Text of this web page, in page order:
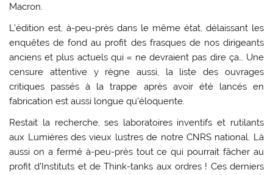
Macron.
L’édition est, à-peu-près dans le même état, délaissant les
enquêtes de fond au profit des frasques de nos dirigeants
anciens et plus actuels qui « ne devraient pas dire ça… Une
censure attentive y règne aussi, la liste des ouvrages
critiques passés à la trappe après avoir été lancés en
fabrication est aussi longue qu’éloquente.
Restait la recherche, ses laboratoires inventifs et rutilants
aux Lumières des vieux lustres de notre CNRS national. Là
aussi on a fermé à-peu-près tout ce qui pourrait fâcher au
profit d’Instituts et de Think-tanks aux ordres ! Ces derniers